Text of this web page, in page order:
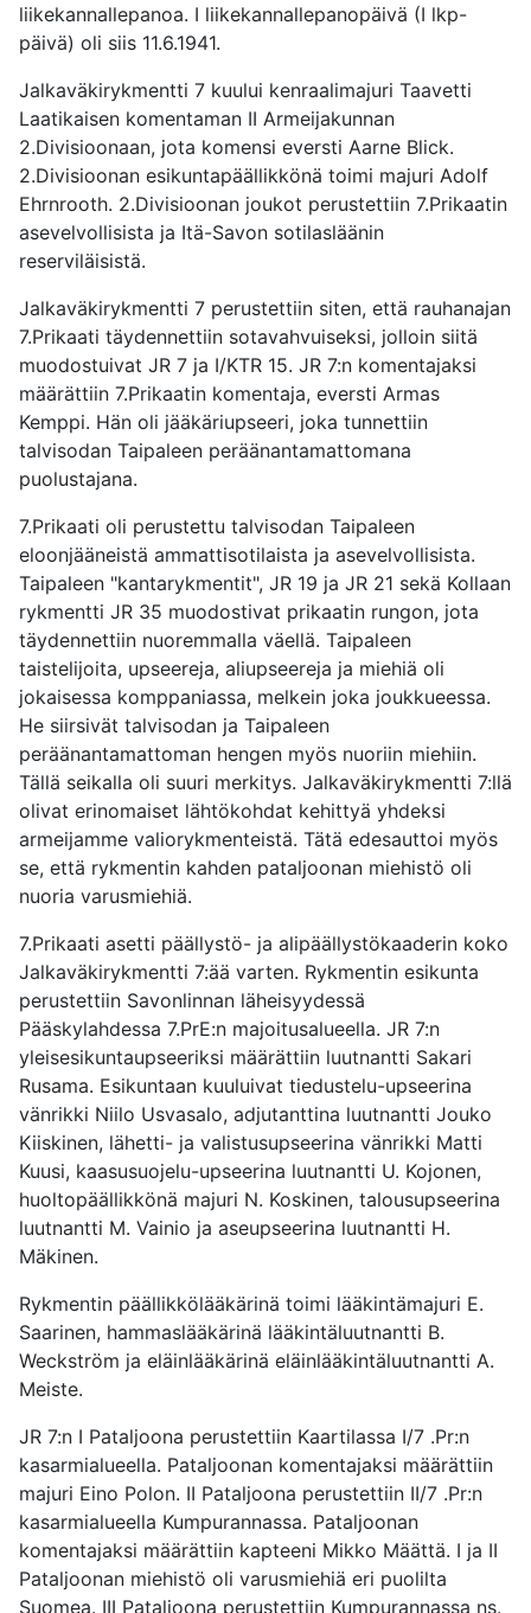
liikekannallepanoa. I liikekannallepanopäivä (I lkp-
päivä) oli siis 11.6.1941.
Jalkaväkirykmentti 7 kuului kenraalimajuri Taavetti
Laatikaisen komentaman II Armeijakunnan
2.Divisioonaan, jota komensi eversti Aarne Blick.
2.Divisioonan esikuntapäällikkönä toimi majuri Adolf
Ehrnrooth. 2.Divisioonan joukot perustettiin 7.Prikaatin
asevelvollisista ja Itä-Savon sotilasläänin
reserviläisistä.
Jalkaväkirykmentti 7 perustettiin siten, että rauhanajan
7.Prikaati täydennettiin sotavahvuiseksi, jolloin siitä
muodostuivat JR 7 ja I/KTR 15. JR 7:n komentajaksi
määrättiin 7.Prikaatin komentaja, eversti Armas
Kemppi. Hän oli jääkäriupseeri, joka tunnettiin
talvisodan Taipaleen peräänantamattomana
puolustajana.
7.Prikaati oli perustettu talvisodan Taipaleen
eloonjääneistä ammattisotilaista ja asevelvollisista.
Taipaleen "kantarykmentit", JR 19 ja JR 21 sekä Kollaan
rykmentti JR 35 muodostivat prikaatin rungon, jota
täydennettiin nuoremmalla väellä. Taipaleen
taistelijoita, upseereja, aliupseereja ja miehiä oli
jokaisessa komppaniassa, melkein joka joukkueessa.
He siirsivät talvisodan ja Taipaleen
peräänantamattoman hengen myös nuoriin miehiin.
Tällä seikalla oli suuri merkitys. Jalkaväkirykmentti 7:llä
olivat erinomaiset lähtökohdat kehittyä yhdeksi
armeijamme valiorykmenteistä. Tätä edesauttoi myös
se, että rykmentin kahden pataljoonan miehistö oli
nuoria varusmiehiä.
7.Prikaati asetti päällystö- ja alipäällystökaaderin koko
Jalkaväkirykmentti 7:ää varten. Rykmentin esikunta
perustettiin Savonlinnan läheisyydessä
Pääskylahdessa 7.PrE:n majoitusalueella. JR 7:n
yleisesikuntaupseeriksi määrättiin luutnantti Sakari
Rusama. Esikuntaan kuuluivat tiedustelu-upseerina
vänrikki Niilo Usvasalo, adjutanttina luutnantti Jouko
Kiiskinen, lähetti- ja valistusupseerina vänrikki Matti
Kuusi, kaasusuojelu-upseerina luutnantti U. Kojonen,
huoltopäällikkönä majuri N. Koskinen, talousupseerina
luutnantti M. Vainio ja aseupseerina luutnantti H.
Mäkinen.
Rykmentin päällikkölääkärinä toimi lääkintämajuri E.
Saarinen, hammaslääkärinä lääkintäluutnantti B.
Weckström ja eläinlääkärinä eläinlääkintäluutnantti A.
Meiste.
JR 7:n I Pataljoona perustettiin Kaartilassa I/7 .Pr:n
kasarmialueella. Pataljoonan komentajaksi määrättiin
majuri Eino Polon. II Pataljoona perustettiin II/7 .Pr:n
kasarmialueella Kumpurannassa. Pataljoonan
komentajaksi määrättiin kapteeni Mikko Määttä. I ja II
Pataljoonan miehistö oli varusmiehiä eri puolilta
Suomea. III Pataljoona perustettiin Kumpurannassa ns.